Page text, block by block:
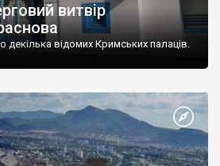
витвір
декілька відомих Кримських палаців.